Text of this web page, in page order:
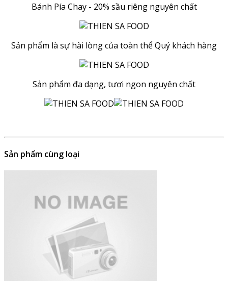
Bánh Pía Chay - 20% sầu riêng nguyên chất
Sản phẩm là sự hài lòng của toàn thể Quý khách hàng
Sản phẩm đa dạng, tươi ngon nguyên chất
Sản phẩm cùng loại